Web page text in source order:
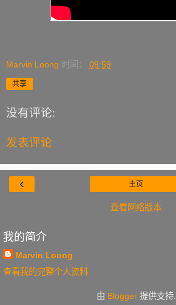
Marvin Loong 时间： 09:59
共享
没有评论:
发表评论
‹ 主页
查看网络版本
我的简介
Marvin Loong
查看我的完整个人资料
由 Blogger提供支持.